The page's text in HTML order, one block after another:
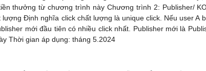
thưởng từ chương trình này Chương trình 2: Publisher/
Định nghĩa click chất lượng là unique click. Nếu user A
mới đầu tiên có nhiều click nhất. Publisher mới là
Thời gian áp dụng: tháng 5.2024